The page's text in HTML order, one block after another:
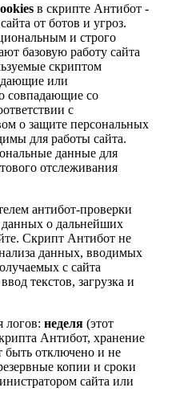
в скрипте Антибот -
от ботов и угроз.
и строго
базовую работу сайта
скриптом
или
совпадающие со
с
о защите персональных
для работы сайта.
данные для
отслеживания
антибот-проверки
данных о дальнейших
Скрипт Антибот не
данных, вводимых
с сайта
текстов, загрузка и
логов: неделя (этот
Антибот, хранение
быть отключено и не
копии и сроки
сайта или